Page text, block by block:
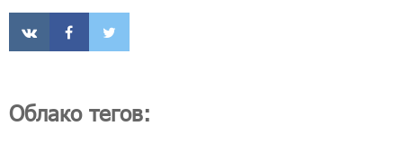
Облако тегов: